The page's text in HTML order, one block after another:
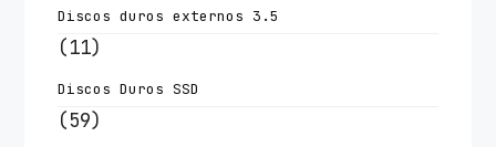
Discos duros externos 3.5
(11)
Discos Duros SSD
(59)